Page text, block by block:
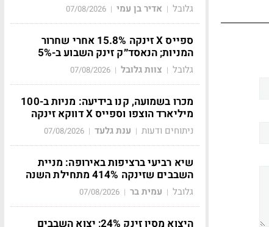
גלובל | אדיר בן עמי |
07/08/2026
ספייס X זינקה 15.8% אחרי שחרור
המניות; הנאסד״ק זינק השבוע ב-5%
גלובל | צוות גלובל |
07/08/2026
מכרו בשמועה, קנו בידיעה: מניות ב-100
מיליארד הוצפו וספייס X דווקא זינקה
ניתוחים ודעות | ענת גלעד |
07/08/2026
שיא רביעי ברציפות באירופה: מניית
השבבים שזינקה 414% מתחילת השנה
גלובל | עמית בר |
07/08/2026
היצוא מסין זינק 24%; יצוא השבבים